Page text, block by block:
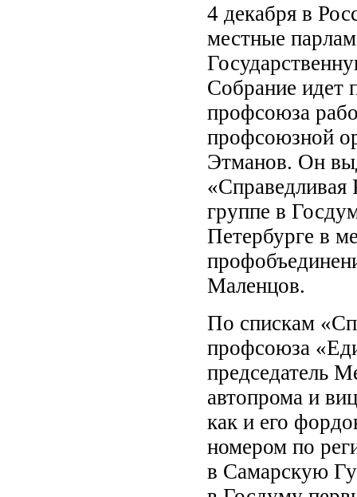
4 декабря в
местные
Собрание идет
профсоюза
профсоюзной
Этманов. Он
«Справедливая
группе в
Петербурге в
Маленцов.
По спискам
профсоюза
председатель
автопрома и
как и его
номером по
в Самарскую